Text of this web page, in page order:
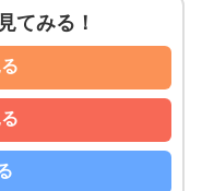
てみる！